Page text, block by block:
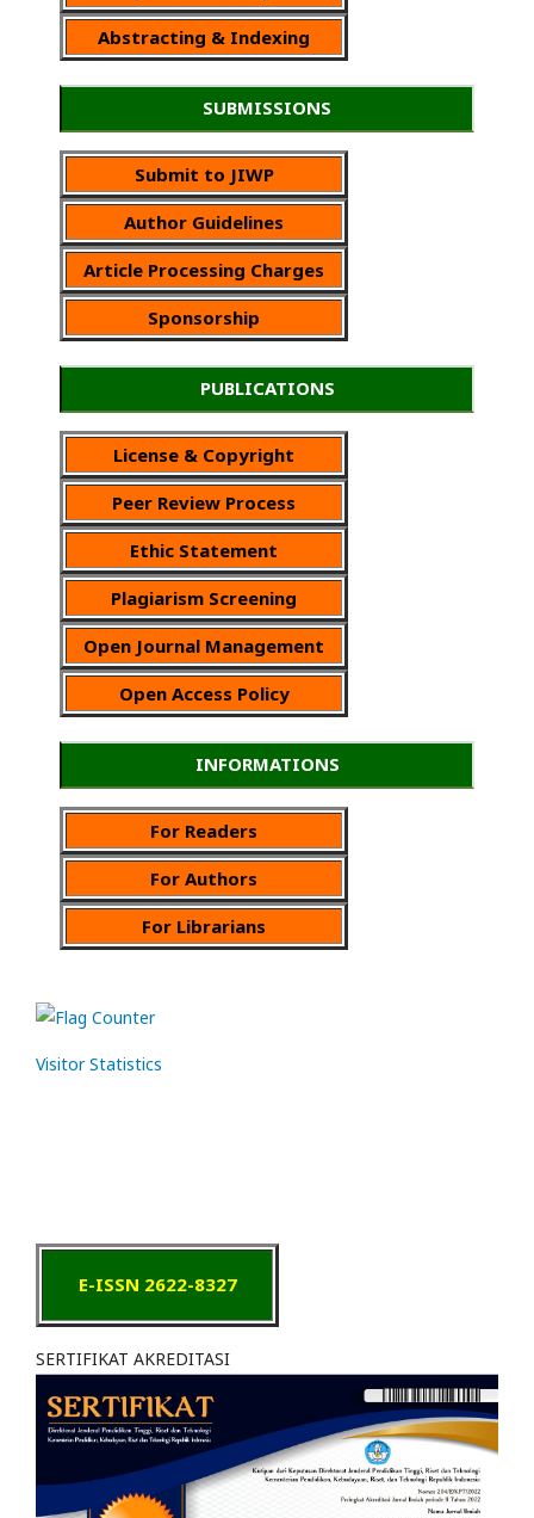
Abstracting & Indexing
SUBMISSIONS
Submit to JIWP
Author Guidelines
Article Processing Charges
Sponsorship
PUBLICATIONS
License & Copyright
Peer Review Process
Ethic Statement
Plagiarism Screening
Open Journal Management
Open Access Policy
INFORMATIONS
For Readers
For Authors
For Librarians
Visitor Statistics
E-ISSN 2622-8327
SERTIFIKAT AKREDITASI